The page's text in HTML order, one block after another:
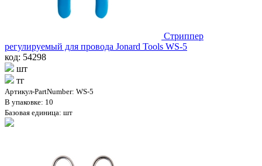
Стриппер
регулируемый для провода Jonard Tools WS-5
код: 54298
шт
тг
Артикул-PartNumber: WS-5
В упаковке: 10
Базовая единица: шт